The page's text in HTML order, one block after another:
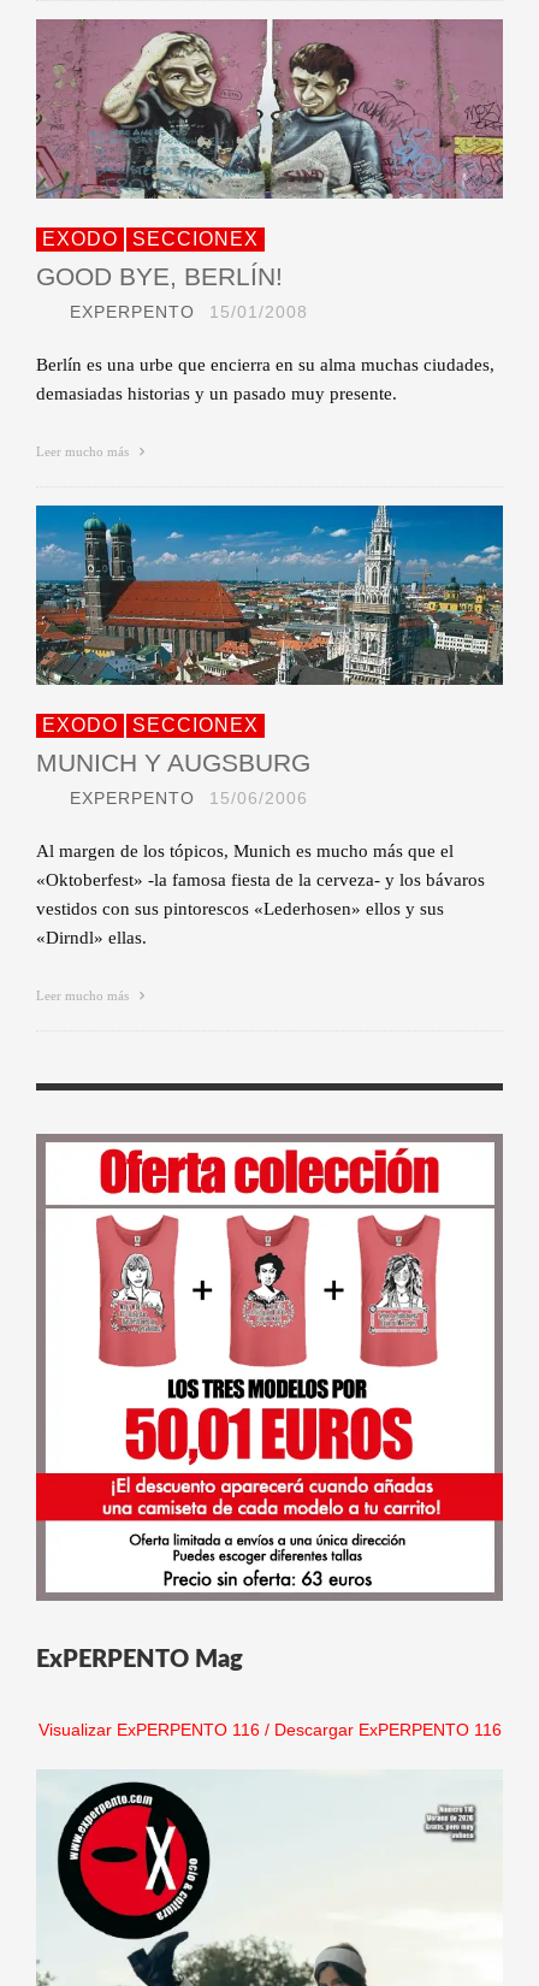
EXODO SECCIONEX
GOOD BYE, BERLÍN!
EXPERPENTO 15/01/2008
Berlín es una urbe que encierra en su alma muchas ciudades,
demasiadas historias y un pasado muy presente.
Leer mucho más
EXODO SECCIONEX
MUNICH Y AUGSBURG
EXPERPENTO 15/06/2006
Al margen de los tópicos, Munich es mucho más que el
«Oktoberfest» -la famosa fiesta de la cerveza- y los bávaros
vestidos con sus pintorescos «Lederhosen» ellos y sus
«Dirndl» ellas.
Leer mucho más
ExPERPENTO Mag
Visualizar ExPERPENTO 116/ Descargar ExPERPENTO 116